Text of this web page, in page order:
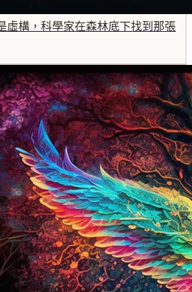
虛構，科學家在森林底下找到那張